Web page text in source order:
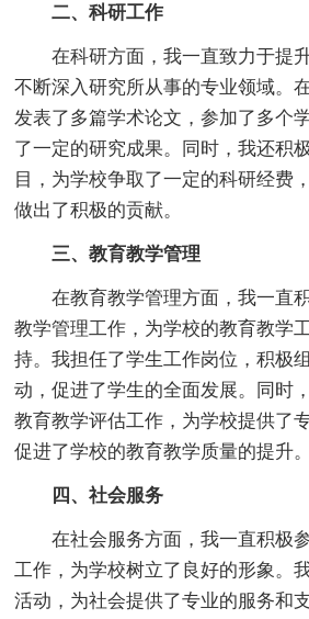
二、科研工作
在科研方面，我一直致力于提升
不断深入研究所从事的专业领域。
发表了多篇学术论文，参加了多个
了一定的研究成果。同时，我还积
目，为学校争取了一定的科研经费
做出了积极的贡献。
三、教育教学管理
在教育教学管理方面，我一直
教学管理工作，为学校的教育教学
持。我担任了学生工作岗位，积极
动，促进了学生的全面发展。同时
教育教学评估工作，为学校提供了
促进了学校的教育教学质量的提升。
四、社会服务
在社会服务方面，我一直积极
工作，为学校树立了良好的形象。
活动，为社会提供了专业的服务和